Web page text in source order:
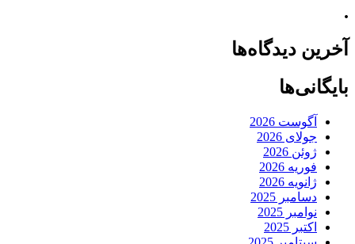
.
آخرین دیدگاه‌ها
بایگانی‌ها
آگوست 2026
جولای 2026
ژوئن 2026
فوریه 2026
ژانویه 2026
دسامبر 2025
نوامبر 2025
اکتبر 2025